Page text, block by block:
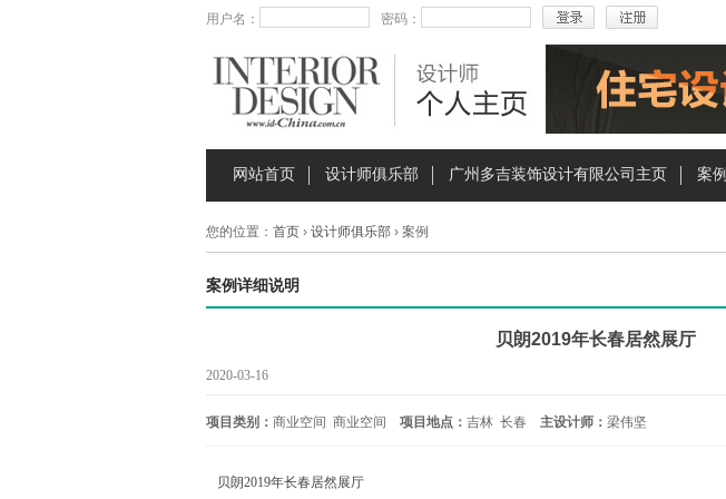
用户名： 密码：
网站首页 设计师俱乐部 广州多吉装饰设计有限公司主页 案例
您的位置： 首页› 设计师俱乐部› 案例
案例详细说明
贝朗2019年长春居然展厅
2020-03-16
项目类别： 商业空间 商业空间 项目地点： 吉林 长春 主设计师： 梁伟坚
贝朗2019年长春居然展厅